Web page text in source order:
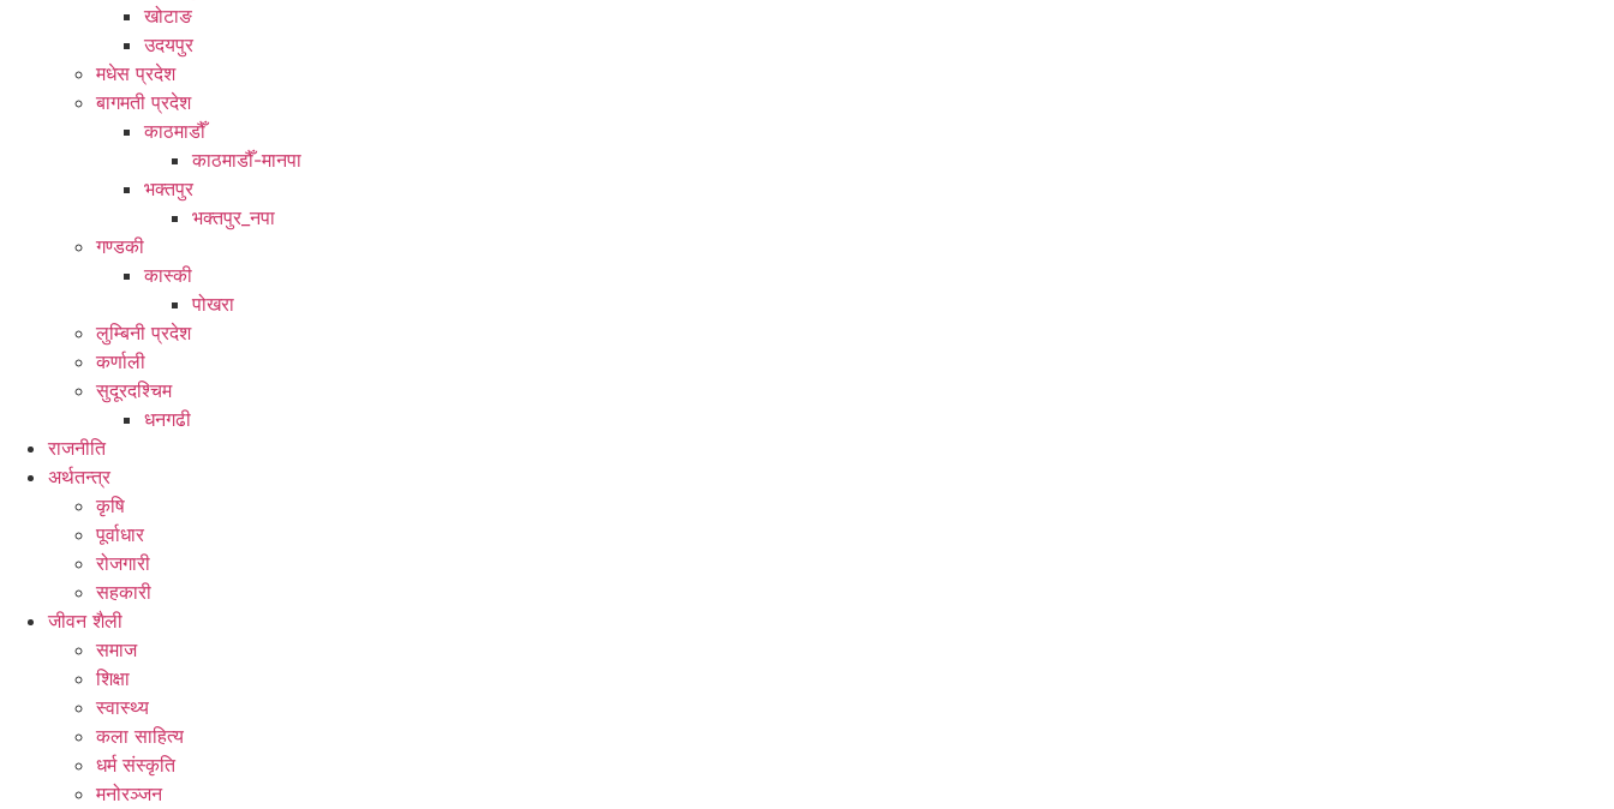
खोटाङ
उदयपुर
मधेस प्रदेश
बागमती प्रदेश
काठमाडौँ
काठमाडौँ-मानपा
भक्तपुर
भक्तपुर_नपा
गण्डकी
कास्की
पोखरा
लुम्बिनी प्रदेश
कर्णाली
सुदूरदश्चिम
धनगढी
राजनीति
अर्थतन्त्र
कृषि
पूर्वाधार
रोजगारी
सहकारी
जीवन शैली
समाज
शिक्षा
स्वास्थ्य
कला साहित्य
धर्म संस्कृति
मनोरञ्जन